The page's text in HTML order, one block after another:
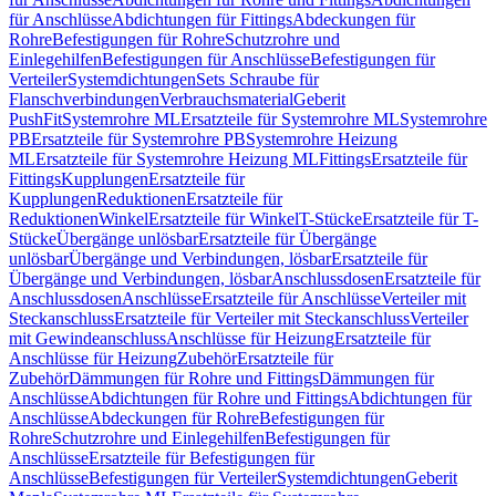
für AnschlüsseAbdichtungen für FittingsAbdeckungen für
RohreBefestigungen für RohreSchutzrohre und
EinlegehilfenBefestigungen für AnschlüsseBefestigungen für
VerteilerSystemdichtungenSets Schraube für
FlanschverbindungenVerbrauchsmaterialGeberit
PushFitSystemrohre MLErsatzteile für Systemrohre MLSystemrohre
PBErsatzteile für Systemrohre PBSystemrohre Heizung
MLErsatzteile für Systemrohre Heizung MLFittingsErsatzteile für
FittingsKupplungenErsatzteile für
KupplungenReduktionenErsatzteile für
ReduktionenWinkelErsatzteile für WinkelT-StückeErsatzteile für T-
StückeÜbergänge unlösbarErsatzteile für Übergänge
unlösbarÜbergänge und Verbindungen, lösbarErsatzteile für
Übergänge und Verbindungen, lösbarAnschlussdosenErsatzteile für
AnschlussdosenAnschlüsseErsatzteile für AnschlüsseVerteiler mit
SteckanschlussErsatzteile für Verteiler mit SteckanschlussVerteiler
mit GewindeanschlussAnschlüsse für HeizungErsatzteile für
Anschlüsse für HeizungZubehörErsatzteile für
ZubehörDämmungen für Rohre und FittingsDämmungen für
AnschlüsseAbdichtungen für Rohre und FittingsAbdichtungen für
AnschlüsseAbdeckungen für RohreBefestigungen für
RohreSchutzrohre und EinlegehilfenBefestigungen für
AnschlüsseErsatzteile für Befestigungen für
AnschlüsseBefestigungen für VerteilerSystemdichtungenGeberit